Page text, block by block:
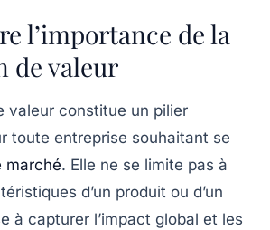
l’importance de la
de valeur
valeur constitue un pilier
toute entreprise souhaitant se
marché. Elle ne se limite pas à
d’un produit ou d’un
à capturer l’impact global et les